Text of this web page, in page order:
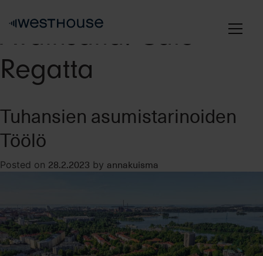
Avainsana: Café
Regatta
Tuhansien asumistarinoiden
Töölö
Posted on 28.2.2023 by annakuisma